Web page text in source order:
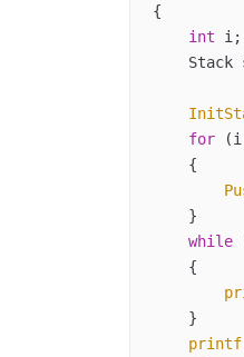
{
int i;
Stack
for (i
    {
    }
while
    {
    }
printf